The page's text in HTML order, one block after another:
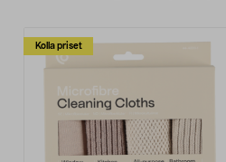
Kolla priset